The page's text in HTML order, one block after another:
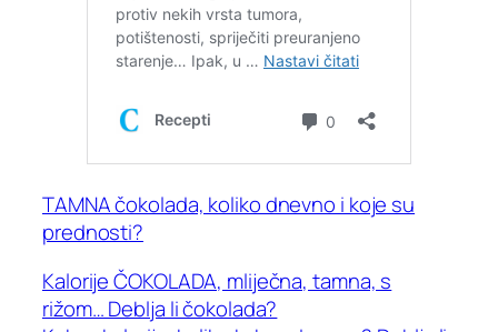
TAMNA čokolada, koliko dnevno i koje su
prednosti?
Kalorije ČOKOLADA, mliječna, tamna, s
rižom… Deblja li čokolada?